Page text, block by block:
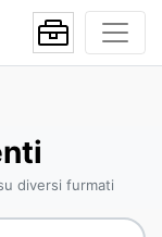
diversi furmati